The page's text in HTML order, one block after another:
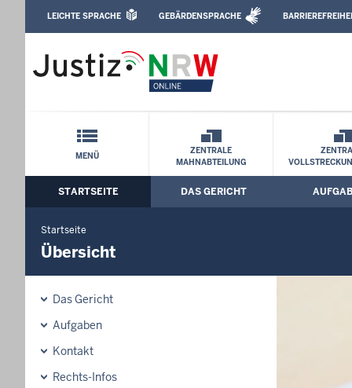
Amtsgericht Hagen: Übersicht
Leichte Sprache, Gebärdensprachenvideo
LEICHTE SPRACHE GEBÄRDENSPRACHE
Schnellnavigation mit Volltext-Suche
MENÜ
ZENTRALE
MAHNABTEILUNG
Hauptmenü: Hauptnavigation
STARTSEITE DAS GERICHT
Startseite
Übersicht
Das Gericht
Aufgaben
Kontakt
Rechts-Infos